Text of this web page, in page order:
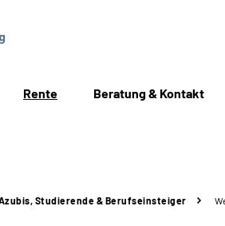
Rente Beratung & Kontakt
Studierende & Berufseinsteiger